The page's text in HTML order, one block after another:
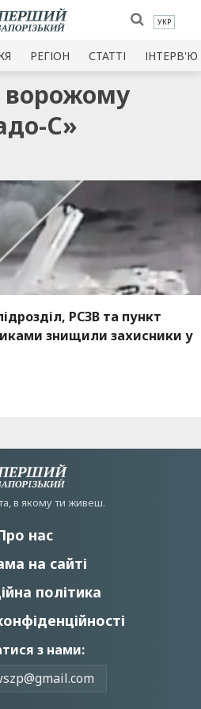
УКР
РЕГІОН СТАТТІ ІНТЕРВ'Ю
ворожому
С»
РСЗВ та пункт
знищили захисники у
в якому ти живеш.
нас
на сайті
політика
з нами: